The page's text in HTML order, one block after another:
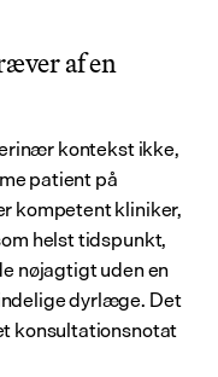
af en
kontekst ikke,
patient på
kompetent kliniker,
helst tidspunkt,
nøjagtigt uden en
dyrlæge. Det
konsultationsnotat